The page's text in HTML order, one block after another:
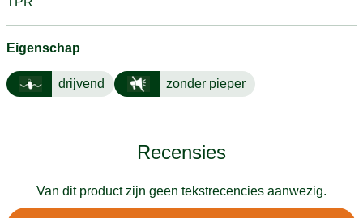
Eigenschap
drijvend zonder pieper
Recensies
Van dit product zijn geen tekstrecencies aanwezig.